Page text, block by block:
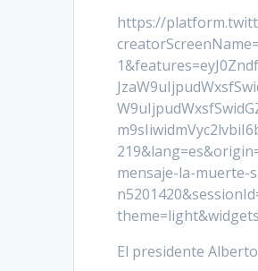
https://
mensaje-la-muerte-
El presidente